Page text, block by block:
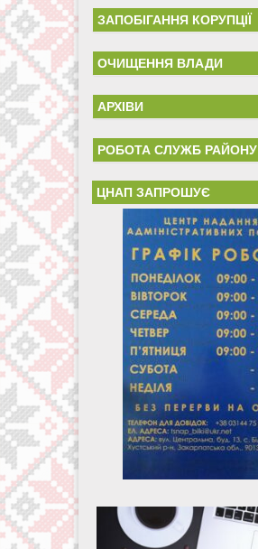
ЗАПОБІГАННЯ КОРУПЦІЇ
ОЧИЩЕННЯ ВЛАДИ
АРХІВИ
РОБОТА СЛУЖБ РАЙОНУ
ЦНАП ЗАПРОШУЄ